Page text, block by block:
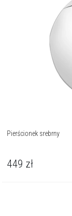
Pierścionek srebrny
449 zł